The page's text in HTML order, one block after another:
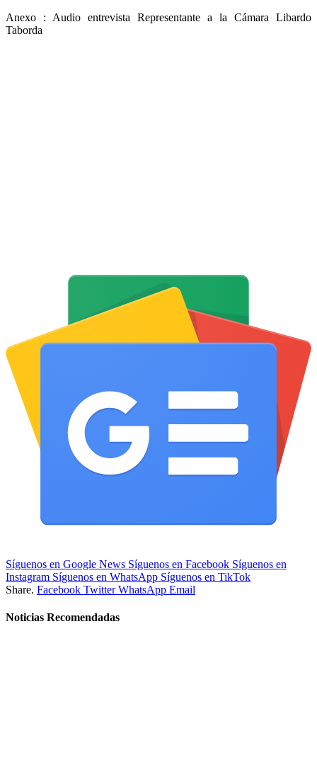
Anexo : Audio entrevista Representante a la Cámara Libardo
Taborda
Síguenos en Google News Síguenos en Facebook Síguenos en
Instagram Síguenos en WhatsApp Síguenos en TikTok
Share. Facebook Twitter WhatsApp Email
Noticias Recomendadas